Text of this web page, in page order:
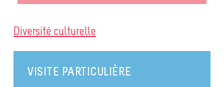
Diversité culturelle
VISITE PARTICULIÈRE